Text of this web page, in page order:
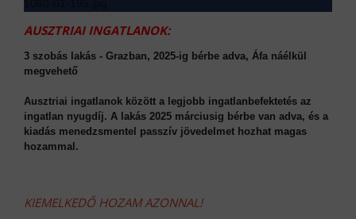
AUSZTRIAI INGATLANOK:
3 szobás lakás - Grazban, 2025-ig bérbe adva, Áfa náélkül
megvehető
Ausztriai ingatlanok között a legjobb ingatlanbefektetés az
ingatlan nyugdíj. A lakás 2025 márciusig bérbe van adva, és a
kiadás menedzsmentel passzív jövedelmet hozhat magas
hozammal.
KIEMELKEDŐ HOZAM AZONNAL!